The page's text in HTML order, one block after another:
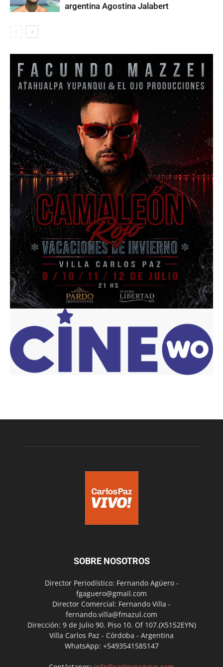
argentina Agostina Jalabert
SOBRE NOSOTROS
Director Periodístico: Fernando Agüero -
fgaguero@gmail.com
Director Comercial: Fernando Villa -
fernando.villa@fmazul.com
Dirección: 9 de Julio 90. Piso 10. Of 107.(X5152EYN)
Villa Carlos Paz - Córdoba - Argentina
WhatsApp: +5493541585147